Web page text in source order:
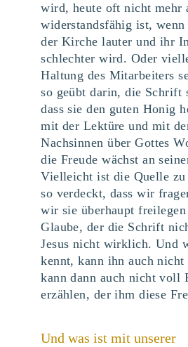
wird, heute oft nicht mehr
widerstandsfähig ist,
der Kirche lauter und ihr
schlechter wird. Oder
Haltung des Mitarbeiters
so geübt darin, die Schrift
dass sie den guten Honig
mit der Lektüre und mit
Nachsinnen über Gottes
die Freude wächst an
Vielleicht ist die Quelle zu
so verdeckt, dass wir
wir sie überhaupt
Glaube, der die Schrift
Jesus nicht wirklich. Und
kennt, kann ihn auch nicht
kann dann auch nicht voll
erzählen, der ihm diese
Und was ist mit unserer